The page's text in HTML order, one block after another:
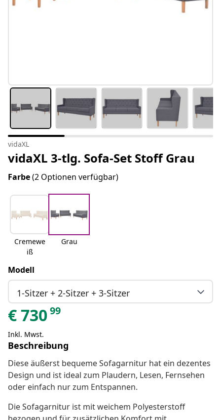
vidaXL
vidaXL 3-tlg. Sofa-Set Stoff Grau
Farbe(2 Optionen verfügbar)
Cremewe
iß
Grau
Modell
1-Sitzer + 2-Sitzer + 3-Sitzer
€73099
Inkl. Mwst.
Beschreibung
Diese äußerst bequeme Sofagarnitur hat ein dezentes
Design und ist ideal zum Plaudern, Lesen, Fernsehen
oder einfach nur zum Entspannen.
Die Sofagarnitur ist mit weichem Polyesterstoff